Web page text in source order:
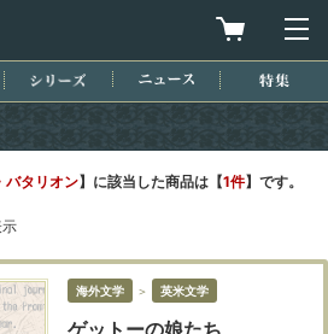
買物カゴを
情報 シリーズ ニュース
バタリオン】に該当した商品は【1件】です。
海外文学 ＞ 英米文学
ゲットーの娘たち